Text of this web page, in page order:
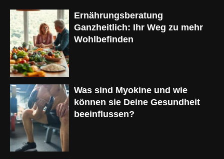
Ernährungsberatung
Ganzheitlich: Ihr Weg zu mehr
Wohlbefinden
Was sind Myokine und wie
können sie Deine Gesundheit
beeinflussen?